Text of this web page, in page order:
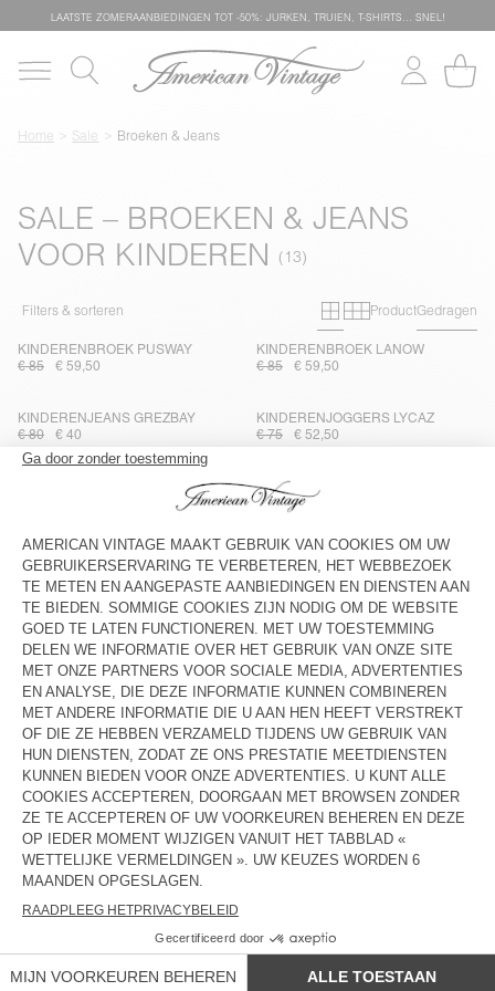
LAATSTE ZOMERAANBIEDINGEN TOT -50%: JURKEN, TRUIEN, T-SHIRTS… SNEL!
Home Sale Broeken & Jeans
SALE – BROEKEN & JEANS
VOOR KINDEREN
Filters & sorteren Primary grid
Secondary
ProductGedragen
KINDERENBROEK PUSWAY
€ 85
€ 59,50
KINDERENBROEK LANOW
€ 85
€ 59,50
KINDERENJEANS GREZBAY
€ 80
€ 40
KINDERENJOGGERS LYCAZ
€ 75
€ 52,50
KINDERENBROEK PADOW
€ 80
€ 56
€ 80
€ 56
€ 80
€ 56
KINDERENDUNGAREES JOYBIRD
€ 115
€ 80,50
KINDERJOGGING UMULY
€ 65
€ 45,50
KINDERENBROEK ZATYBAY
€ 85
€ 59,50
KINDERJOGGING UMULY
€ 65
€ 45,50
KINDERBROEK PAYBOU
€ 75
€ 52,50
LANDEN/REGIONS : BELGIË